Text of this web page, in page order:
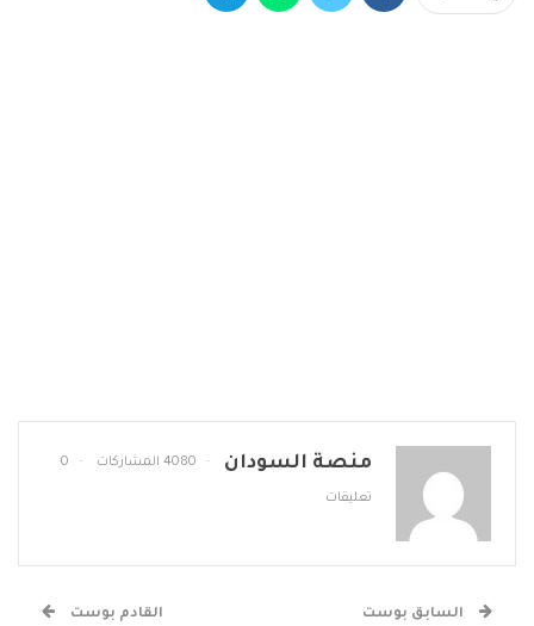
منصة السودان 4080 المشاركات 0
تعليقات
السابق بوست القادم بوست